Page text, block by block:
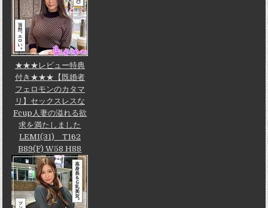
★★★レビュー特典
付き★★★【既婚者
フェロモンのカタマ
リ】セックスレスな
Fcup人妻の溢れる欲
求を満たしました
LEMI(31) T162
B89(F) W58 H88